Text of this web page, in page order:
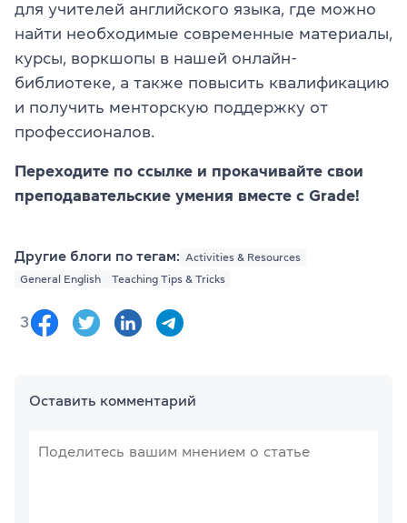
для учителей английского языка, где можно
найти необходимые современные материалы,
курсы, воркшопы в нашей онлайн-
библиотеке, а также повысить квалификацию
и получить менторскую поддержку от
профессионалов.
Переходите по ссылке и прокачивайте свои
преподавательские умения вместе с Grade!
Другие блоги по тегам: Activities & Resources
General English
Teaching Tips & Tricks
3
Оставить комментарий